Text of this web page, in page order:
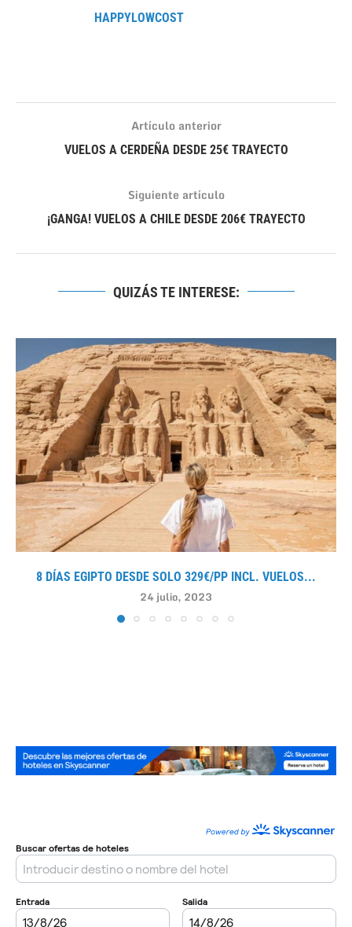
HAPPYLOWCOST
Artículo anterior
VUELOS A CERDEÑA DESDE 25€ TRAYECTO
Siguiente artículo
¡GANGA! VUELOS A CHILE DESDE 206€ TRAYECTO
QUIZÁS TE INTERESE:
8 DÍAS EGIPTO DESDE SOLO 329€/PP INCL. VUELOS...
24 julio, 2023